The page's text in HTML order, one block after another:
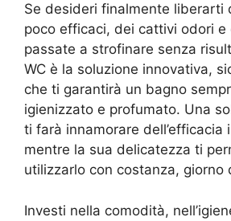
Se desideri finalmente liberarti
poco efficaci, dei cattivi odori e
passate a strofinare senza
WC è la soluzione innovativa,
che ti garantirà un bagno
igienizzato e profumato. Una
ti farà innamorare dell’efficacia
mentre la sua delicatezza ti
utilizzarlo con costanza, giorno
Investi nella comodità,